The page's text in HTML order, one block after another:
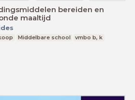
maaltijd
Middelbare school
vmbo b, k